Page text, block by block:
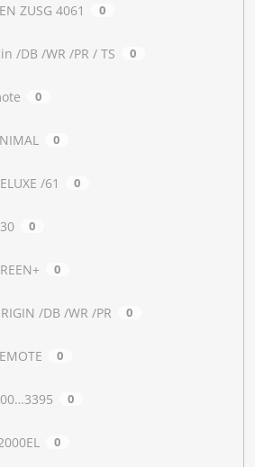
ZUSG 4061 0
/DB /WR /PR / TS 0
0
0
/61 0
0
0
/DB /WR /PR 0
0
0
0